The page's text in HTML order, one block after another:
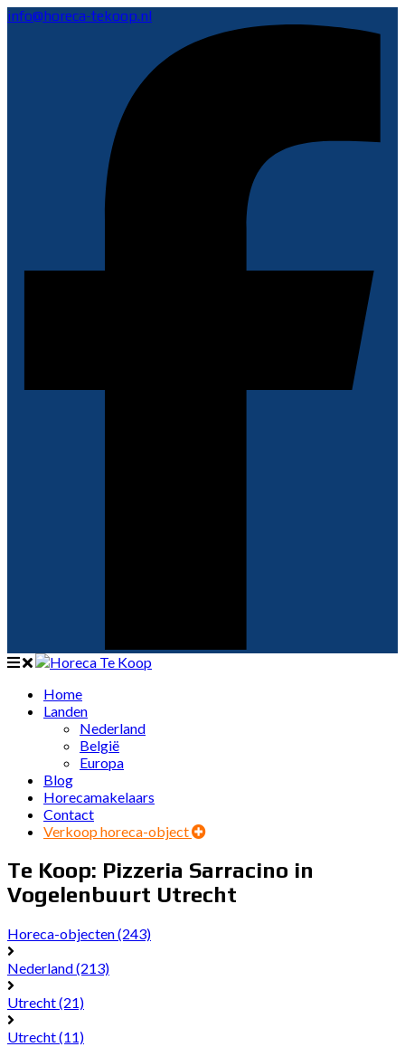
info@horeca-tekoop.nl
Home
Landen
Nederland
België
Europa
Blog
Horecamakelaars
Contact
Verkoop horeca-object
Te Koop: Pizzeria Sarracino in
Vogelenbuurt Utrecht
Horeca-objecten(243)
Nederland(213)
Utrecht(21)
Utrecht(11)